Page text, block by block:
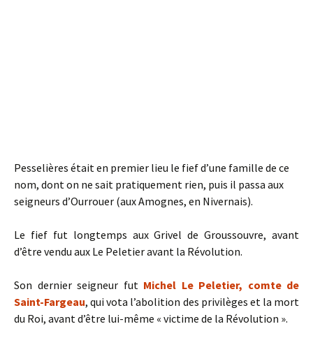
Pesselières était en premier lieu le fief d’une famille de ce
nom, dont on ne sait pratiquement rien, puis il passa aux
seigneurs d’Ourrouer (aux Amognes, en Nivernais).
Le fief fut longtemps aux Grivel de Groussouvre, avant
d’être vendu aux Le Peletier avant la Révolution.
Son dernier seigneur fut Michel Le Peletier, comte de
Saint-Fargeau, qui vota l’abolition des privilèges et la mort
du Roi, avant d’être lui-même « victime de la Révolution ».